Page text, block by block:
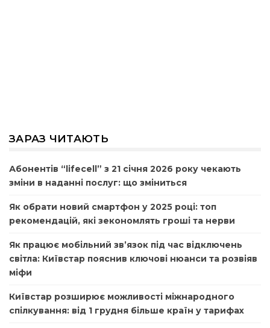
ЗАРАЗ ЧИТАЮТЬ
Абонентів “lifecell” з 21 січня 2026 року чекають
зміни в наданні послуг: що зміниться
Як обрати новий смартфон у 2025 році: топ
рекомендацій, які зекономлять гроші та нерви
Як працює мобільний зв’язок під час відключень
світла: Київстар пояснив ключові нюанси та розвіяв
міфи
Київстар розширює можливості міжнародного
спілкування: від 1 грудня більше країн у тарифах